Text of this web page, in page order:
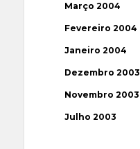
Março 2004
Fevereiro 2004
Janeiro 2004
Dezembro 2003
Novembro 2003
Julho 2003